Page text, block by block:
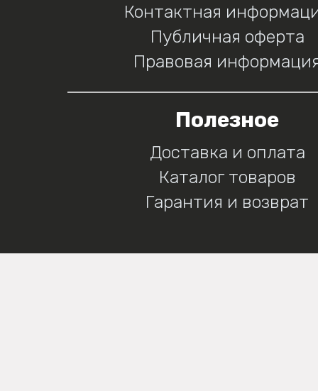
Контактная
Публичная оферта
Правовая
Полезное
Доставка и оплата
Каталог товаров
Гарантия и возврат